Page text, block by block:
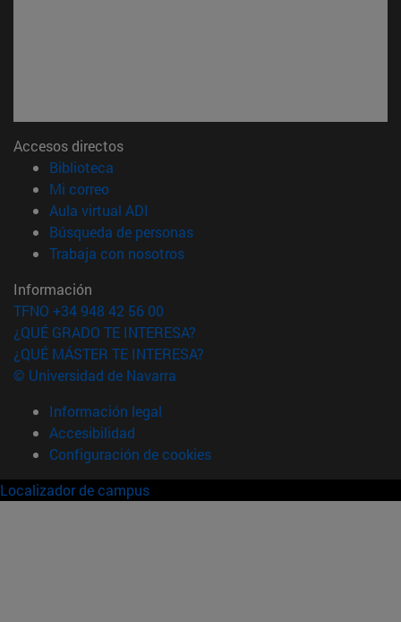
Accesos directos
Biblioteca
Mi correo(abre en nueva ventana)
Aula virtual ADI
Búsqueda de personas(abre en nueva ventana)
Trabaja con nosotros(abre en nueva ventana)
Información
TFNO +34 948 42 56 00
¿QUÉ GRADO TE INTERESA?
¿QUÉ MÁSTER TE INTERESA?
© Universidad de Navarra
Información legal
Accesibilidad
Configuración de cookies
Localizador de campus